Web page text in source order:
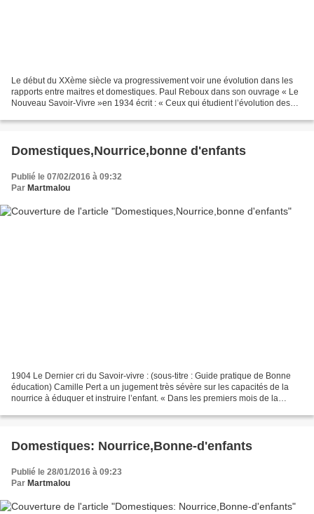
Le début du XXème siècle va progressivement voir une évolution dans les
rapports entre maitres et domestiques. Paul Reboux dans son ouvrage « Le
Nouveau Savoir-Vivre »en 1934 écrit : « Ceux qui étudient l’évolution des
Domestiques,Nourrice,bonne d'enfants
Publié le 07/02/2016 à 09:32
Par Martmalou
1904 Le Dernier cri du Savoir-vivre : (sous-titre : Guide pratique de Bonne
éducation) Camille Pert a un jugement très sévère sur les capacités de la
nourrice à éduquer et instruire l’enfant. « Dans les premiers mois de la
Domestiques: Nourrice,Bonne-d'enfants
Publié le 28/01/2016 à 09:23
Par Martmalou